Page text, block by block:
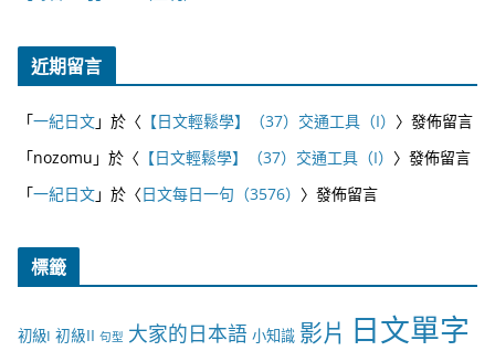
近期留言
「一紀日文」於〈 【日文輕鬆學】（37）交通工具（I） 〉發佈留言
「nozomu 」於〈 【日文輕鬆學】（37）交通工具（I） 〉發佈留言
「一紀日文」於〈日文每日一句（3576） 〉發佈留言
標籤
初級I 初級II 句型 大家的日本語 小知識 影片 日文單字